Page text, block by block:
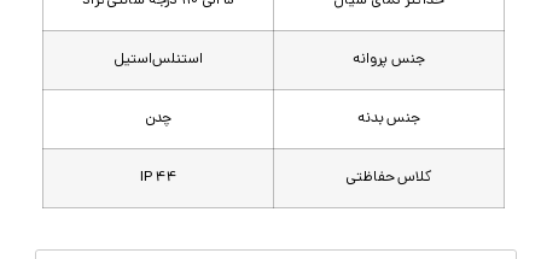
جنس پروانه استنلس‌استیل
جنس بدنه
کلاس حفاظتی IP 44